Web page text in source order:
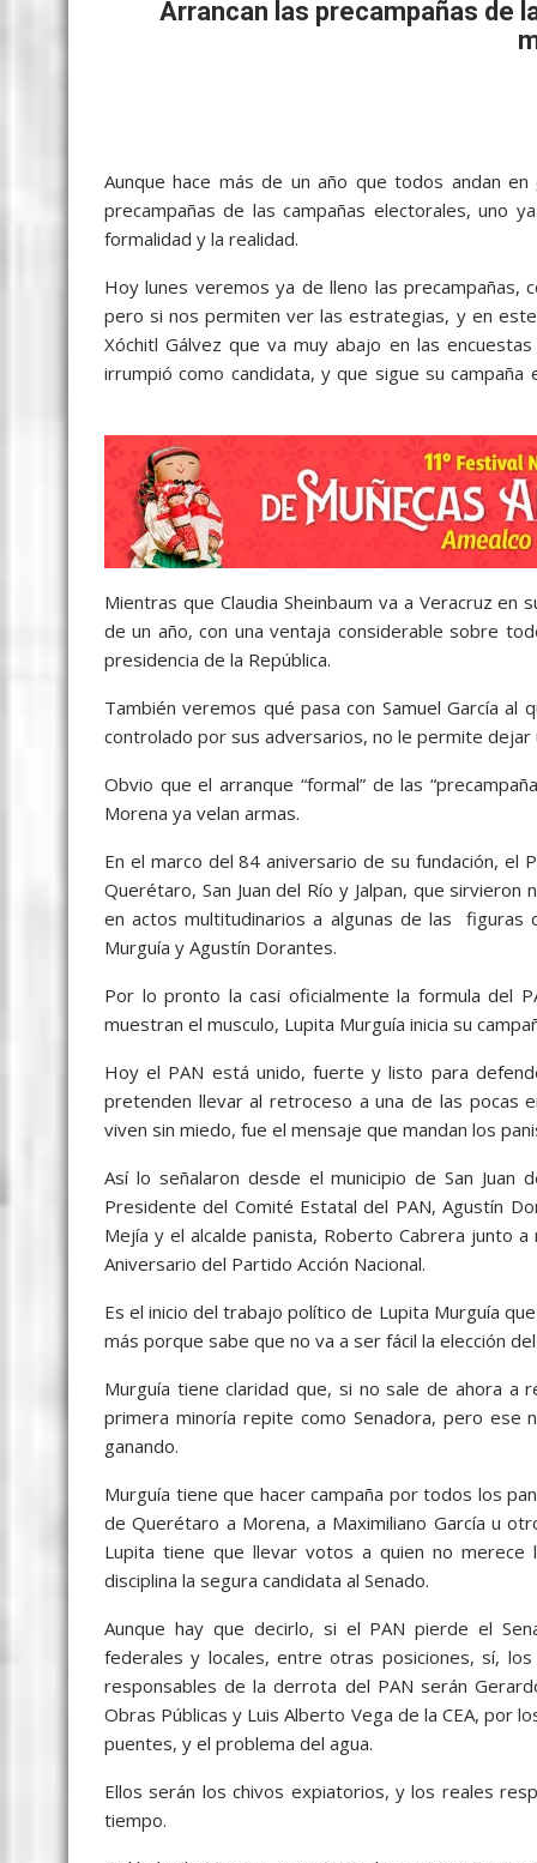
b er l s e p gr e
Arrancan las precampañas de
Aunque hace más de un año que todos andan en
precampañas de las campañas electorales, uno
formalidad y la realidad.
Hoy lunes veremos ya de lleno las precampañas,
pero si nos permiten ver las estrategias, y en
Xóchitl Gálvez que va muy abajo en las
irrumpió como candidata, y que sigue su campaña
Mientras que Claudia Sheinbaum va a Veracruz en
de un año, con una ventaja considerable sobre
presidencia de la República.
También veremos qué pasa con Samuel García
controlado por sus adversarios, no le permite dejar
Obvio que el arranque “formal” de las
Morena ya velan armas.
En el marco del 84 aniversario de su fundación,
Querétaro, San Juan del Río y Jalpan, que
en actos multitudinarios a algunas de las
Murguía y Agustín Dorantes.
Por lo pronto la casi oficialmente la formula del
muestran el musculo, Lupita Murguía inicia su
Hoy el PAN está unido, fuerte y listo para
pretenden llevar al retroceso a una de las pocas
viven sin miedo, fue el mensaje que mandan los
Así lo señalaron desde el municipio de San Juan
Presidente del Comité Estatal del PAN, Agustín
Mejía y el alcalde panista, Roberto Cabrera junto
Aniversario del Partido Acción Nacional.
Es el inicio del trabajo político de Lupita Murguía
más porque sabe que no va a ser fácil la elección
Murguía tiene claridad que, si no sale de ahora
primera minoría repite como Senadora, pero ese
ganando.
Murguía tiene que hacer campaña por todos los
de Querétaro a Morena, a Maximiliano García u
Lupita tiene que llevar votos a quien no
disciplina la segura candidata al Senado.
Aunque hay que decirlo, si el PAN pierde el
federales y locales, entre otras posiciones, sí,
responsables de la derrota del PAN serán
Obras Públicas y Luis Alberto Vega de la CEA,
puentes, y el problema del agua.
Ellos serán los chivos expiatorios, y los reales
tiempo.